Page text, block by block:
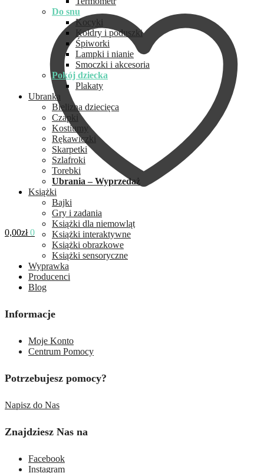
0,00zł 0
Do snu
Kocyki
Kołdry i poduszki
Śpiworki
Lampki i nianie
Smoczki i akcesoria
Pokój dziecka
Plakaty
Ubranka
Bielizna dziecięca
Czapki
Kostiumy
Rękawiczki
Skarpetki
Szlafroki
Torebki
Ubrania – Wyprzedaż
Książki
Bajki
Gry i zadania
Książki dla niemowląt
Książki interaktywne
Książki obrazkowe
Książki sensoryczne
Wyprawka
Producenci
Blog
Informacje
Moje Konto
Centrum Pomocy
Potrzebujesz pomocy?
Napisz do Nas
Znajdziesz Nas na
Facebook
Instagram